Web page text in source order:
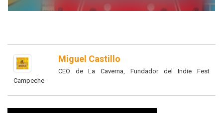
Miguel Castillo
CEO de La Caverna, Fundador del Indie Fest
Campeche